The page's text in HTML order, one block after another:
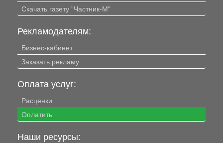
Скачать газету "Частник-М"
Рекламодателям:
Бизнес-кабинет
Заказать рекламу
Оплата услуг:
Расценки
Оплатить
Наши ресурсы: